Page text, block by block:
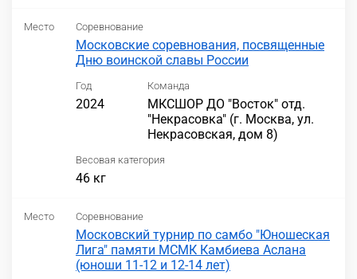
Место Соревнование
Московские соревнования, посвященные
Дню воинской славы России
Год
2024
Команда
МКСШОР ДО "Восток" отд.
"Некрасовка" (г. Москва, ул.
Некрасовская, дом 8)
Весовая категория
46 кг
Место Соревнование
Московский турнир по самбо "Юношеская
Лига" памяти МСМК Камбиева Аслана
(юноши 11-12 и 12-14 лет)